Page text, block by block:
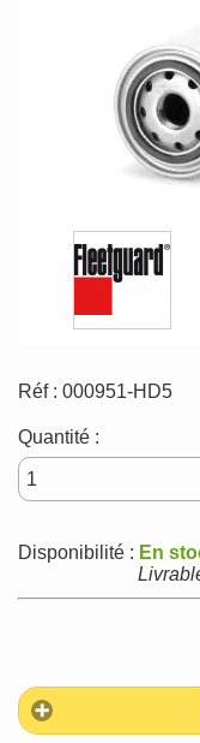
Réf : 000951-HD5
Quantité :
Disponibilité : En